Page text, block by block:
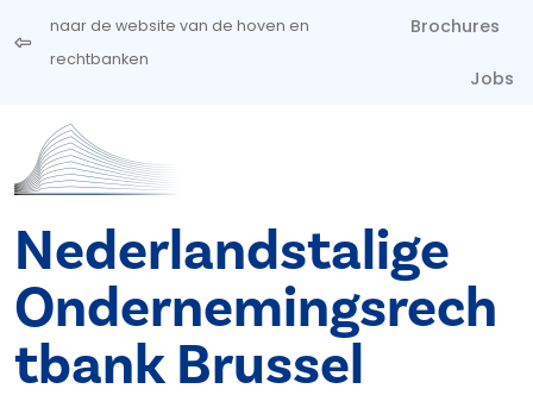
Overslaan en naar de inhoud gaan
naar de website van de hoven en
rechtbanken
Brochures
Jobs
Nederlandstalige
Ondernemingsrech
tbank Brussel